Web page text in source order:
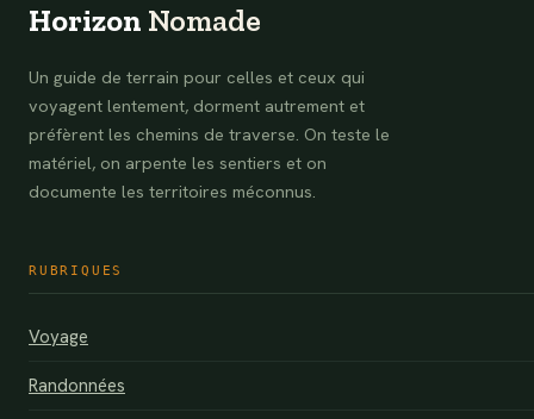
Horizon Nomade
Un guide de terrain pour celles et ceux qui
voyagent lentement, dorment autrement et
préfèrent les chemins de traverse. On teste le
matériel, on arpente les sentiers et on
documente les territoires méconnus.
RUBRIQUES
Voyage
Randonnées